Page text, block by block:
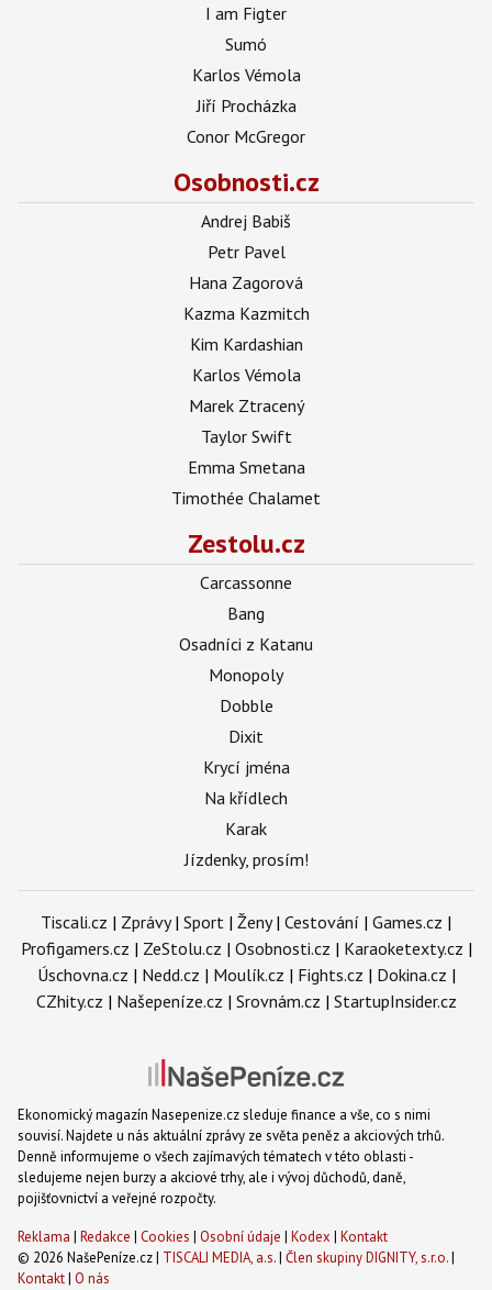
I am Figter
Sumó
Karlos Vémola
Jiří Procházka
Conor McGregor
Osobnosti.cz
Andrej Babiš
Petr Pavel
Hana Zagorová
Kazma Kazmitch
Kim Kardashian
Karlos Vémola
Marek Ztracený
Taylor Swift
Emma Smetana
Timothée Chalamet
Zestolu.cz
Carcassonne
Bang
Osadníci z Katanu
Monopoly
Dobble
Dixit
Krycí jména
Na křídlech
Karak
Jízdenky, prosím!
Tiscali.cz | Zprávy| Sport | Ženy| Cestování | Games.cz |
Profigamers.cz | ZeStolu.cz | Osobnosti.cz | Karaoketexty.cz |
Úschovna.cz | Nedd.cz | Moulík.cz | Fights.cz | Dokina.cz |
CZhity.cz | Našepeníze.cz | Srovnám.cz | StartupInsider.cz
Ekonomický magazín Nasepenize.cz sleduje finance a vše, co s nimi
souvisí. Najdete u nás aktuální zprávy ze světa peněz a akciových trhů.
Denně informujeme o všech zajímavých tématech v této oblasti -
sledujeme nejen burzy a akciové trhy, ale i vývoj důchodů, daně,
pojišťovnictví a veřejné rozpočty.
Reklama | Redakce | Cookies | Osobní údaje | Kodex | Kontakt
© 2026 NašePeníze.cz | TISCALI MEDIA, a.s.| Člen skupiny DIGNITY, s.r.o.|
Kontakt| O nás